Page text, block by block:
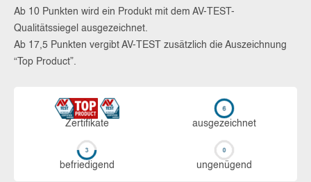
Ab 10 Punkten wird ein Produkt mit dem AV-TEST-
Qualitätssiegel ausgezeichnet.
Ab 17,5 Punkten vergibt AV-TEST zusätzlich die Auszeichnung
“Top Product”.
Zerti­fikate aus­ge­zeich­net
be­frie­di­gend un­ge­nü­gend